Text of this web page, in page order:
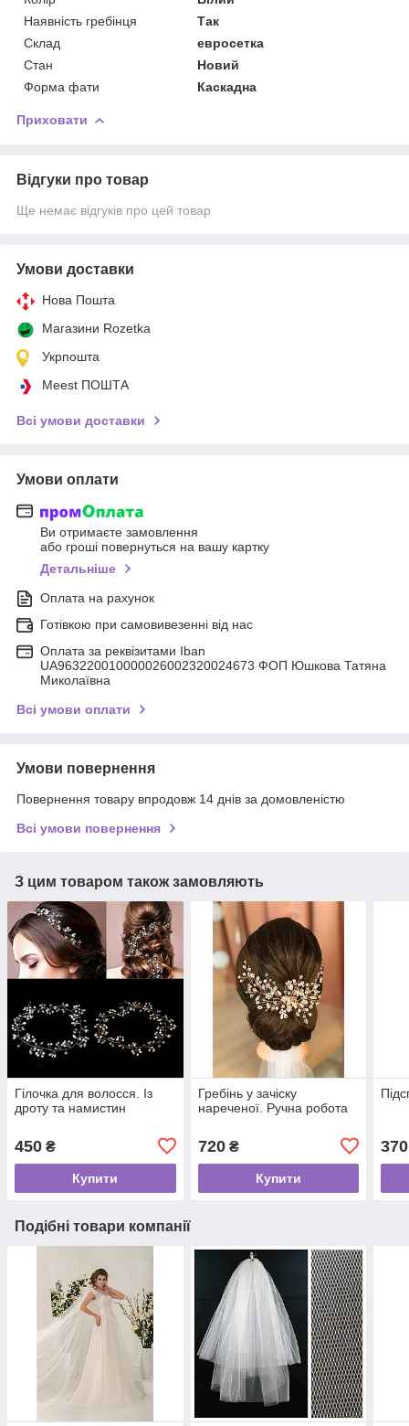
Наявність гребінця
Так
Склад
евросетка
Стан
Новий
Форма фати
Каскадна
Приховати
Відгуки про товар
Ще немає відгуків про цей товар
Умови доставки
Нова Пошта
Магазини Rozetka
Укрпошта
Meest ПОШТА
Всі умови доставки
Умови оплати
Ви отримаєте замовлення
або гроші повернуться на вашу картку
Детальніше
Оплата на рахунок
Готівкою при самовивезенні від нас
Оплата за реквізитами Iban
UA963220010000026002320024673 ФОП Юшкова Татяна
Миколаївна
Всі умови оплати
Умови повернення
Повернення товару впродовж 14 днів за домовленістю
Всі умови повернення
З цим товаром також замовляють
Гілочка для волосся. Із
дроту та намистин
450 ₴
Купити
Гребінь у зачіску
нареченої. Ручна робота
720₴
Купити
370
Подібні товари компанії